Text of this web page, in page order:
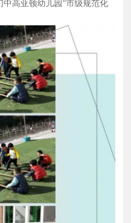
高亚顿幼儿园“市级规范化